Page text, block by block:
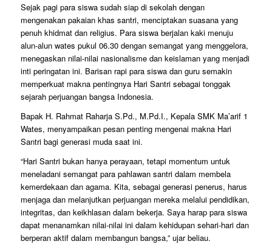
Sejak pagi para siswa sudah siap di sekolah dengan
mengenakan pakaian khas santri, menciptakan suasana yang
penuh khidmat dan religius. Para siswa berjalan kaki menuju
alun-alun wates pukul 06.30 dengan semangat yang menggelora,
menegaskan nilai-nilai nasionalisme dan keislaman yang menjadi
inti peringatan ini. Barisan rapi para siswa dan guru semakin
memperkuat makna pentingnya Hari Santri sebagai tonggak
sejarah perjuangan bangsa Indonesia.
Bapak H. Rahmat Raharja S.Pd., M.Pd.I., Kepala SMK Ma’arif 1
Wates, menyampaikan pesan penting mengenai makna Hari
Santri bagi generasi muda saat ini.
“Hari Santri bukan hanya perayaan, tetapi momentum untuk
meneladani semangat para pahlawan santri dalam membela
kemerdekaan dan agama. Kita, sebagai generasi penerus, harus
menjaga dan melanjutkan perjuangan mereka melalui pendidikan,
integritas, dan keikhlasan dalam bekerja. Saya harap para siswa
dapat menanamkan nilai-nilai ini dalam kehidupan sehari-hari dan
berperan aktif dalam membangun bangsa,” ujar beliau.